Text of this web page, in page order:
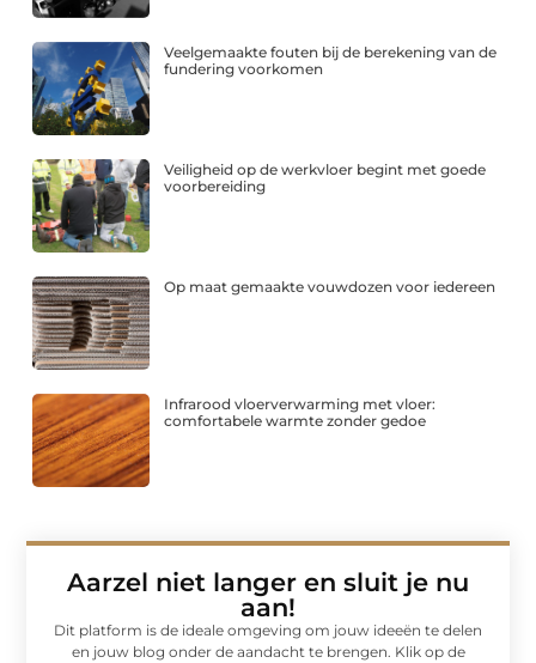
Veelgemaakte fouten bij de berekening van de
fundering voorkomen
Veiligheid op de werkvloer begint met goede
voorbereiding
Op maat gemaakte vouwdozen voor iedereen
Infrarood vloerverwarming met vloer:
comfortabele warmte zonder gedoe
Aarzel niet langer en sluit je nu
aan!
Dit platform is de ideale omgeving om jouw ideeën te delen
en jouw blog onder de aandacht te brengen. Klik op de